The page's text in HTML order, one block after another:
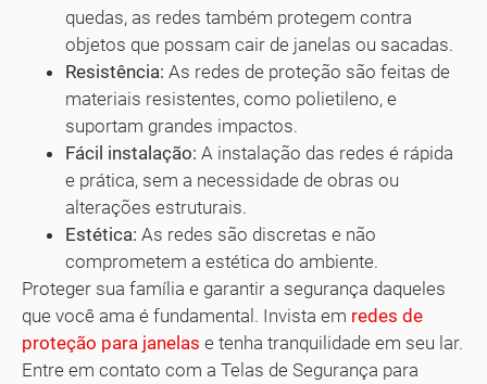
quedas, as redes também protegem contra
objetos que possam cair de janelas ou sacadas.
Resistência: As redes de proteção são feitas de
materiais resistentes, como polietileno, e
suportam grandes impactos.
Fácil instalação: A instalação das redes é rápida
e prática, sem a necessidade de obras ou
alterações estruturais.
Estética: As redes são discretas e não
comprometem a estética do ambiente.
Proteger sua família e garantir a segurança daqueles
que você ama é fundamental. Invista em redes de
proteção para janelas e tenha tranquilidade em seu lar.
Entre em contato com a Telas de Segurança para